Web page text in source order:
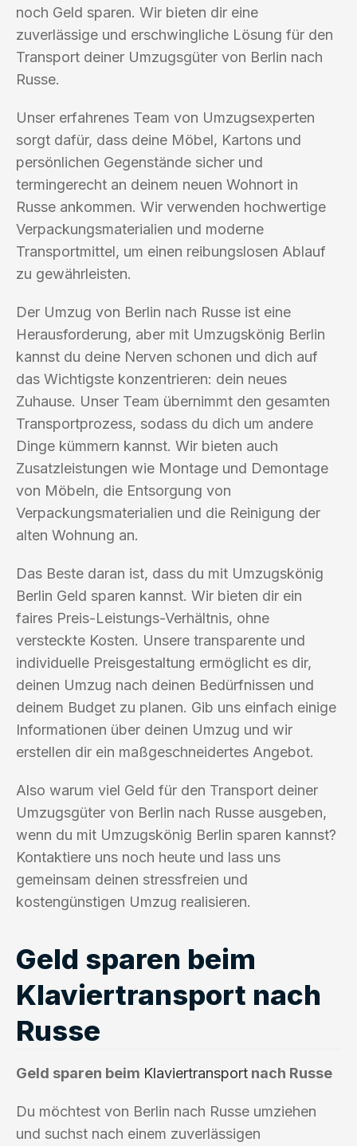
noch Geld sparen. Wir bieten dir eine
zuverlässige und erschwingliche Lösung für den
Transport deiner Umzugsgüter von Berlin nach
Russe.
Unser erfahrenes Team von Umzugsexperten
sorgt dafür, dass deine Möbel, Kartons und
persönlichen Gegenstände sicher und
termingerecht an deinem neuen Wohnort in
Russe ankommen. Wir verwenden hochwertige
Verpackungsmaterialien und moderne
Transportmittel, um einen reibungslosen Ablauf
zu gewährleisten.
Der Umzug von Berlin nach Russe ist eine
Herausforderung, aber mit Umzugskönig Berlin
kannst du deine Nerven schonen und dich auf
das Wichtigste konzentrieren: dein neues
Zuhause. Unser Team übernimmt den gesamten
Transportprozess, sodass du dich um andere
Dinge kümmern kannst. Wir bieten auch
Zusatzleistungen wie Montage und Demontage
von Möbeln, die Entsorgung von
Verpackungsmaterialien und die Reinigung der
alten Wohnung an.
Das Beste daran ist, dass du mit Umzugskönig
Berlin Geld sparen kannst. Wir bieten dir ein
faires Preis-Leistungs-Verhältnis, ohne
versteckte Kosten. Unsere transparente und
individuelle Preisgestaltung ermöglicht es dir,
deinen Umzug nach deinen Bedürfnissen und
deinem Budget zu planen. Gib uns einfach einige
Informationen über deinen Umzug und wir
erstellen dir ein maßgeschneidertes Angebot.
Also warum viel Geld für den Transport deiner
Umzugsgüter von Berlin nach Russe ausgeben,
wenn du mit Umzugskönig Berlin sparen kannst?
Kontaktiere uns noch heute und lass uns
gemeinsam deinen stressfreien und
kostengünstigen Umzug realisieren.
Geld sparen beim
Klaviertransport nach
Russe
Geld sparen beim Klaviertransport nach Russe
Du möchtest von Berlin nach Russe umziehen
und suchst nach einem zuverlässigen